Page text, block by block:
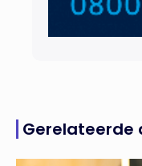
Gerelateerde